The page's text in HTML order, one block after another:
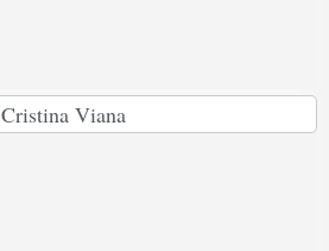
Cristina Viana